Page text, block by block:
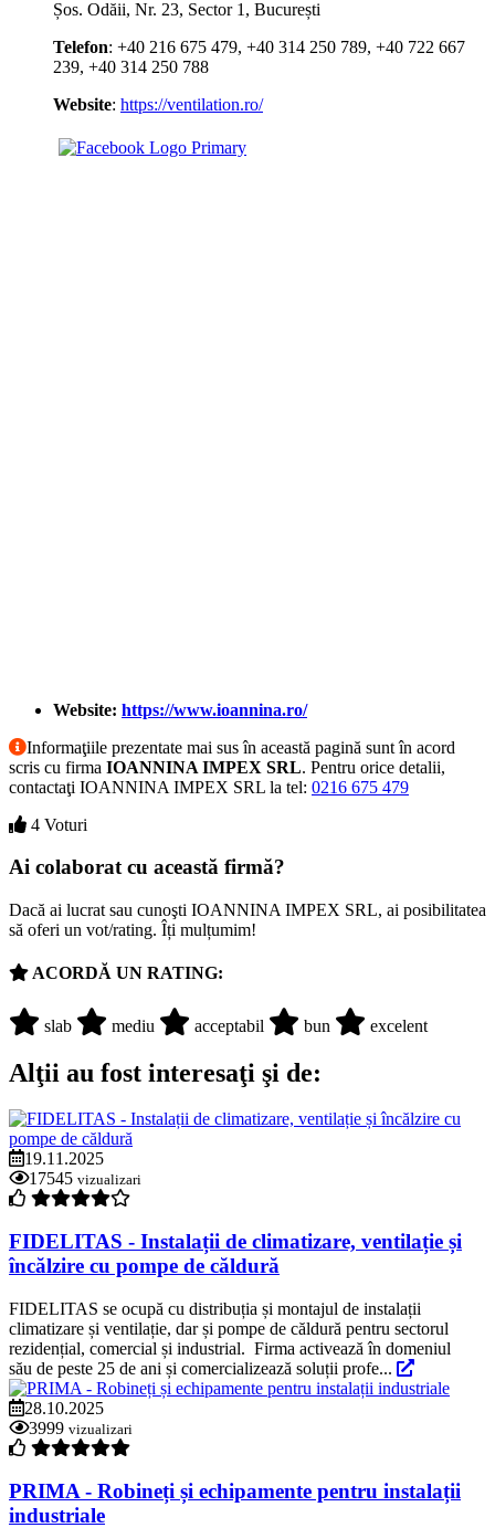
Șos. Odăii, Nr. 23, Sector 1, București
Telefon: +40 216 675 479, +40 314 250 789, +40 722 667
239, +40 314 250 788
Website: https://ventilation.ro/
Website: https://www.ioannina.ro/
Informaţiile prezentate mai sus în această pagină sunt în acord
scris cu firma IOANNINA IMPEX SRL. Pentru orice detalii,
contactaţi IOANNINA IMPEX SRL la tel: 0216 675 479
4 Voturi
Ai colaborat cu această firmă?
Dacă ai lucrat sau cunoşti IOANNINA IMPEX SRL, ai posibilitatea
să oferi un vot/rating. Îți mulțumim!
ACORDĂ UN RATING:
slab mediu acceptabil bun excelent
Alţii au fost interesaţi şi de:
19.11.2025
17545 vizualizari
FIDELITAS - Instalații de climatizare, ventilație și
încălzire cu pompe de căldură
FIDELITAS se ocupă cu distribuția și montajul de instalații
climatizare și ventilație, dar și pompe de căldură pentru sectorul
rezidențial, comercial și industrial. Firma activează în domeniul
său de peste 25 de ani și comercializează soluții profe...
28.10.2025
3999 vizualizari
PRIMA - Robineți și echipamente pentru instalații
industriale